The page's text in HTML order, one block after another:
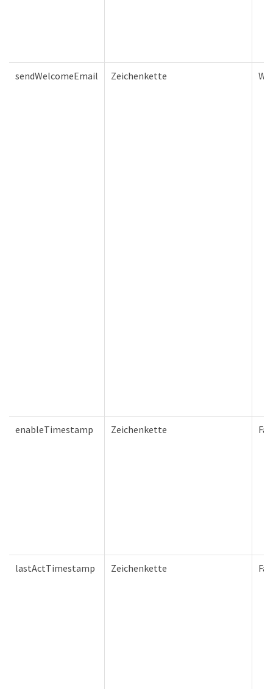
sendWelcomeEmail Zeichenkette
enableTimestamp Zeichenkette
lastActTimestamp Zeichenkette